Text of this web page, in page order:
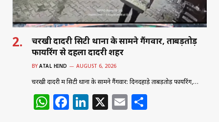
चरखी दादरी सिटी थाना के सामने गैंगवार, ताबड़तोड़
फायरिंग से दहला दादरी शहर
BY ATAL HIND AUGUST 6, 2026
चरखी दादरी में सिटी थाना के सामने गैंगवार: दिनदहाड़े ताबड़तोड़ फायरिंग,…
W F Li X E